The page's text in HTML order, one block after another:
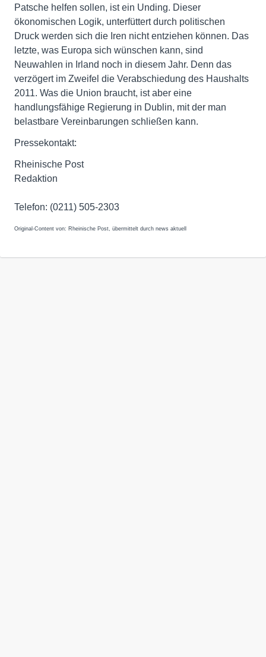
Patsche helfen sollen, ist ein Unding. Dieser
ökonomischen Logik, unterfüttert durch politischen
Druck werden sich die Iren nicht entziehen können. Das
letzte, was Europa sich wünschen kann, sind
Neuwahlen in Irland noch in diesem Jahr. Denn das
verzögert im Zweifel die Verabschiedung des Haushalts
2011. Was die Union braucht, ist aber eine
handlungsfähige Regierung in Dublin, mit der man
belastbare Vereinbarungen schließen kann.
Pressekontakt:
Rheinische Post
Redaktion
Telefon: (0211) 505-2303
Original-Content von: Rheinische Post, übermittelt durch news aktuell